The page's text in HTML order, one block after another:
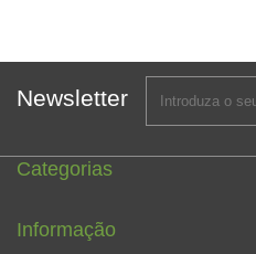
Newsletter
Categorias
Informação